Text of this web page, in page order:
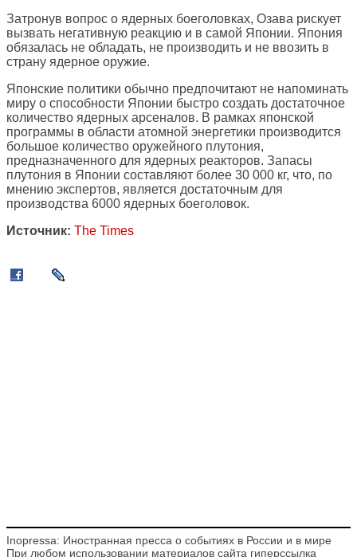
Затронув вопрос о ядерных боеголовках, Озава рискует
вызвать негативную реакцию и в самой Японии. Япония
обязалась не обладать, не производить и не ввозить в
страну ядерное оружие.
Японские политики обычно предпочитают не напоминать
миру о способности Японии быстро создать достаточное
количество ядерных арсеналов. В рамках японской
программы в области атомной энергетики производится
большое количество оружейного плутония,
предназначенного для ядерных реакторов. Запасы
плутония в Японии составляют более 30 000 кг, что, по
мнению экспертов, является достаточным для
производства 6000 ядерных боеголовок.
Источник: The Times
Inopressa: Иностранная пресса о событиях в России и в мире
При любом использовании материалов сайта гиперссылка